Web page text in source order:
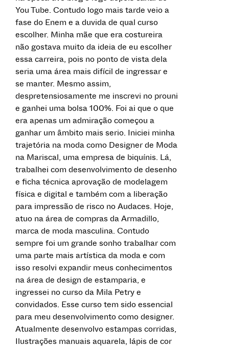
You Tube. Contudo logo mais tarde veio a
fase do Enem e a duvida de qual curso
escolher. Minha mãe que era costureira
não gostava muito da ideia de eu escolher
essa carreira, pois no ponto de vista dela
seria uma área mais difícil de ingressar e
se manter. Mesmo assim,
despretensiosamente me inscrevi no prouni
e ganhei uma bolsa 100%. Foi ai que o que
era apenas um admiração começou a
ganhar um âmbito mais serio. Iniciei minha
trajetória na moda como Designer de Moda
na Mariscal, uma empresa de biquínis. Lá,
trabalhei com desenvolvimento de desenho
e ficha técnica aprovação de modelagem
física e digital e também com a liberação
para impressão de risco no Audaces. Hoje,
atuo na área de compras da Armadillo,
marca de moda masculina. Contudo
sempre foi um grande sonho trabalhar com
uma parte mais artística da moda e com
isso resolvi expandir meus conhecimentos
na área de design de estamparia, e
ingressei no curso da Mila Petry e
convidados. Esse curso tem sido essencial
para meu desenvolvimento como designer.
Atualmente desenvolvo estampas corridas,
Ilustrações manuais aquarela, lápis de cor